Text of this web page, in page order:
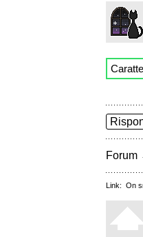
Forum
Link: On